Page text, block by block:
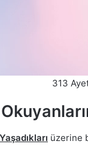
313
üzerine